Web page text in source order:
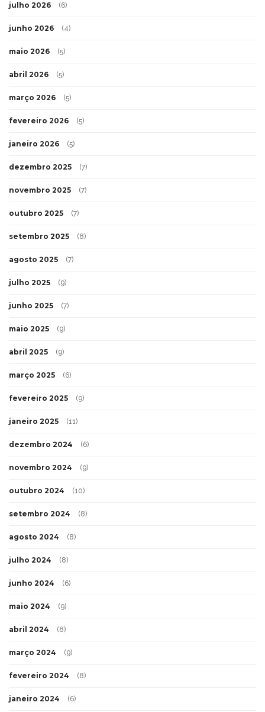
julho 2026 (6)
junho 2026 (4)
maio 2026 (5)
abril 2026 (5)
março 2026 (5)
fevereiro 2026 (5)
janeiro 2026 (5)
dezembro 2025 (7)
novembro 2025 (7)
outubro 2025 (7)
setembro 2025 (8)
agosto 2025 (7)
julho 2025 (9)
junho 2025 (7)
maio 2025 (9)
abril 2025 (9)
março 2025 (6)
fevereiro 2025 (9)
janeiro 2025 (11)
dezembro 2024 (6)
novembro 2024 (9)
outubro 2024 (10)
setembro 2024 (8)
agosto 2024 (8)
julho 2024 (8)
junho 2024 (6)
maio 2024 (9)
abril 2024 (8)
março 2024 (9)
fevereiro 2024 (8)
janeiro 2024 (6)